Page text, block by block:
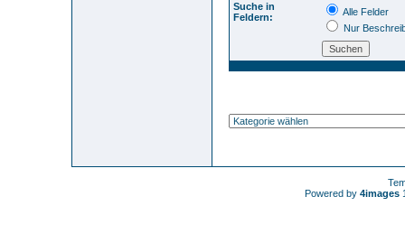
Suche in
Feldern:
Alle Felder
Nur
Powered by 4images